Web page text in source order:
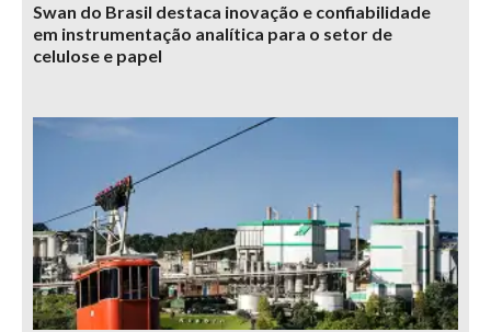
Swan do Brasil destaca inovação e confiabilidade
em instrumentação analítica para o setor de
celulose e papel